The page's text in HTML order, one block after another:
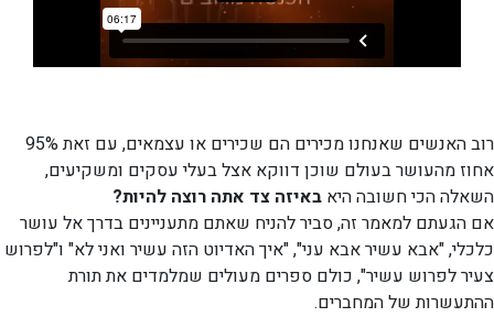
רוב האנשים שאנחנו מכירים הם שכירים או עצמאים, עם זאת 95%
אחוז מהעושר בעולם שוכן דווקא אצל בעלי עסקים ומשקיעים,
השאלה הכי חשובה היא באיזה צד אתה רוצה להיות?
אם הגעתם למאמר זה, סביר להניח שאתם מתעניינים בדרך אל עושר
כלכלי, "אבא עשיר אבא עני", "איך האדיוט הזה עשיר ואני לא" ו"לפרוש
צעיר לפרוש עשיר", כולם ספרים מעולים שמלמדים את תורת
ההתעשרות של המחברים.